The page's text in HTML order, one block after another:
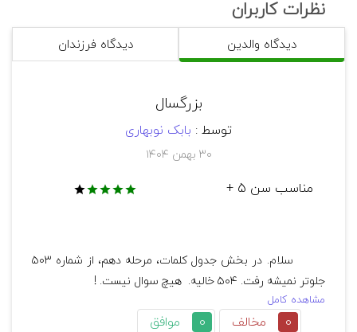
امکان بازی به‌صورت چندنفره محلی: ندارد.
نظرات کاربران
دیدگاه والدین دیدگاه فرزندان
بزرگسال
توسط : بابک نوبهاری
۳۰ بهمن ۱۴۰۴
مناسب سن 5 +
مشاهده کامل
0 موافق 0 مخالف